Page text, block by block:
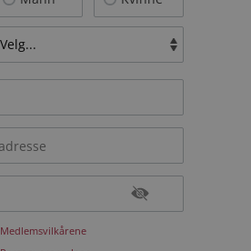
Medlemsvilkårene